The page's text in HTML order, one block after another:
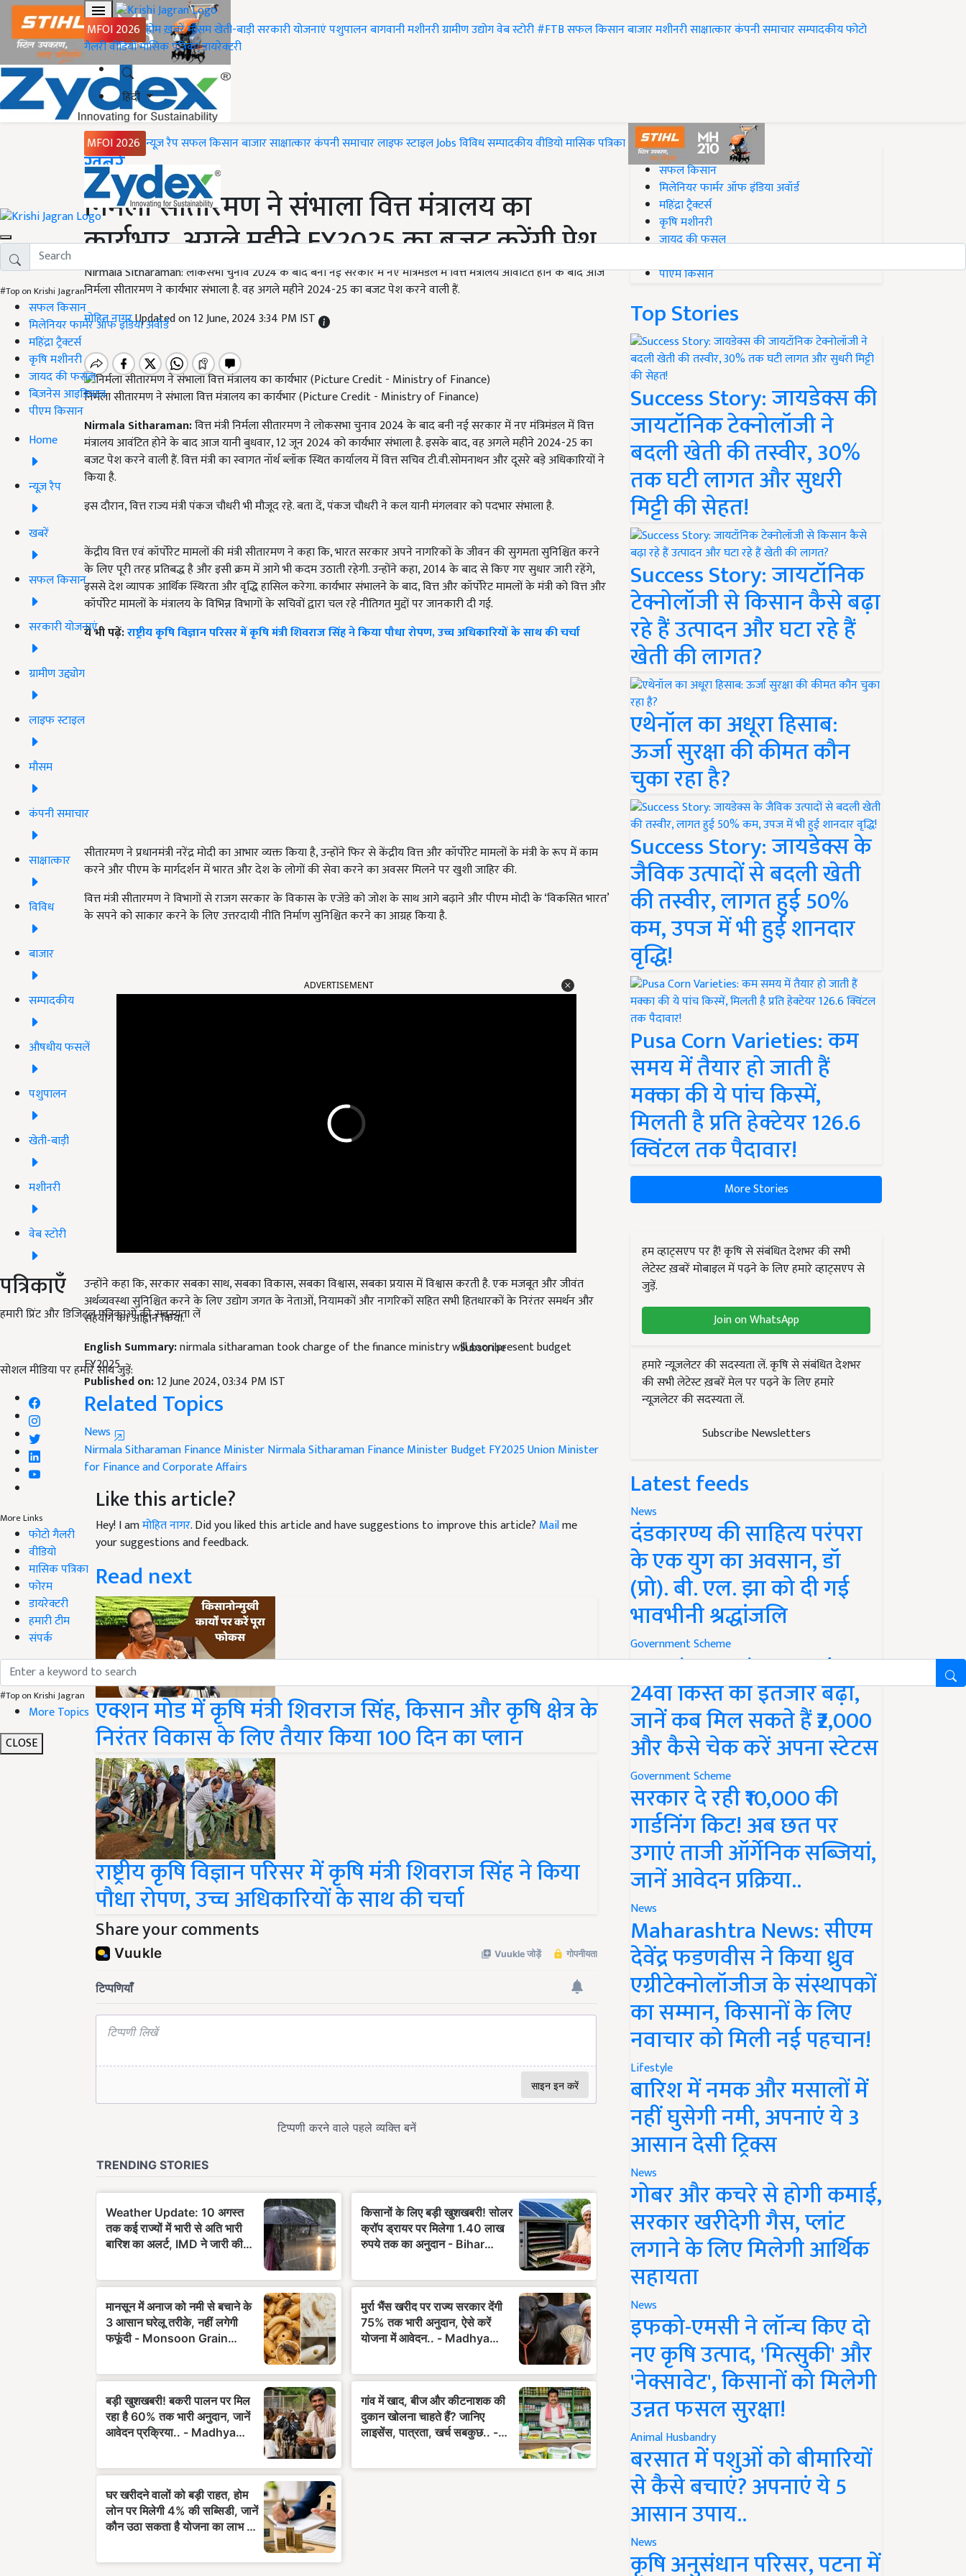
MFOI 2026 होमख़बरेंमौसमखेती-बाड़ीसरकारी योजनाएंपशुपालनबागवानीमशीनरीग्रामीण उद्योगवेब स्टोरी#FTBसफल किसानबाजारमशीनरीसाक्षात्कारकंपनी समाचारसम्पादकीयफोटो
गैलरीवीडियोमासिक पत्रिकाडायरेक्टरी
हिंदी
MFOI 2026 न्यूज़ रैपसफल किसानबाजारसाक्षात्कारकंपनी समाचारलाइफ स्टाइलJobsविविधसम्पादकीयवीडियोमासिक पत्रिका
#Top on Krishi Jagran
सफल किसान
मिलेनियर फार्मर ऑफ इंडिया अवॉर्ड
महिंद्रा ट्रैक्टर्स
कृषि मशीनरी
जायद की फसल
बिज़नेस आइडियाज
पीएम किसान
Home
न्यूज़ रैप
खबरें
सफल किसान
सरकारी योजनाएं
ग्रामीण उद्द्योग
लाइफ स्टाइल
मौसम
कंपनी समाचार
साक्षात्कार
विविध
बाजार
सम्पादकीय
औषधीय फसलें
पशुपालन
खेती-बाड़ी
मशीनरी
वेब स्टोरी
पत्रिकाएँ
हमारी प्रिंट और डिजिटल पत्रिकाओं की सदस्यता लें
Subscribe
सोशल मीडिया पर हमारे साथ जुड़ें:
More Links
फोटो गैलरी
वीडियो
मासिक पत्रिका
फोरम
डायरेक्टरी
हमारी टीम
संपर्क
#Top on Krishi Jagran
More Topics
CLOSE
Home
ख़बरें
निर्मला सीतारमण ने संभाला वित्त मंत्रालय का
कार्यभार, अगले महीने FY2025 का बजट करेंगी पेश
Nirmala Sitharaman: लोकसभा चुनाव 2024 के बाद बनी नई सरकार में नए मंत्रिमंडल में वित्त मंत्रालय आवंटित होने के बाद आज
निर्मला सीतारमण ने कार्यभार संभाला है. वह अगले महीने 2024-25 का बजट पेश करने वाली हैं.
मोहित नागरUpdated on 12 June, 2024 3:34 PM IST
निर्मला सीतारमण ने संभाला वित्त मंत्रालय का कार्यभार (Picture Credit - Ministry of Finance)
Nirmala Sitharaman:वित्त मंत्री निर्मला सीतारमण ने लोकसभा चुनाव 2024 के बाद बनी नई सरकार में नए मंत्रिमंडल में वित्त
मंत्रालय आवंटित होने के बाद आज यानी बुधवार, 12 जून 2024 को कार्यभार संभाला है. इसके बाद, वह अगले महीने 2024-25 का
बजट पेश करने वाली हैं. वित्त मंत्री का स्वागत नॉर्थ ब्लॉक स्थित कार्यालय में वित्त सचिव टी.वी.सोमनाथन और दूसरे बड़े अधिकारियों ने
किया है.
इस दौरान, वित्त राज्य मंत्री पंकज चौधरी भी मौजूद रहे. बता दें, पंकज चौधरी ने कल यानी मंगलवार को पदभार संभाला है.
केंद्रीय वित्त एवं कॉर्पोरेट मामलों की मंत्री सीतारमण ने कहा कि, भारत सरकार अपने नागरिकों के जीवन की सुगमता सुनिश्चित करने
के लिए पूरी तरह प्रतिबद्ध है और इसी क्रम में आगे भी कदम उठाती रहेगी. उन्होंने कहा, 2014 के बाद से किए गए सुधार जारी रहेंगे,
इससे देश व्यापक आर्थिक स्थिरता और वृद्धि हासिल करेगा. कार्यभार संभालने के बाद, वित्त और कॉर्पोरेट मामलों के मंत्री को वित्त और
कॉर्पोरेट मामलों के मंत्रालय के विभिन्न विभागों के सचिवों द्वारा चल रहे नीतिगत मुद्दों पर जानकारी दी गई.
ये भी पढ़ें:राष्ट्रीय कृषि विज्ञान परिसर में कृषि मंत्री शिवराज सिंह ने किया पौधा रोपण, उच्च अधिकारियों के साथ की चर्चा
सीतारमण ने प्रधानमंत्री नरेंद्र मोदी का आभार व्यक्त किया है, उन्होंने फिर से केंद्रीय वित्त और कॉर्पोरेट मामलों के मंत्री के रूप में काम
करने और पीएम के मार्गदर्शन में भारत और देश के लोगों की सेवा करने का अवसर मिलने पर खुशी जाहिर की.
वित्त मंत्री सीतारमण ने विभागों से राजग सरकार के विकास के एजेंडे को जोश के साथ आगे बढ़ाने और पीएम मोदी के ‘विकसित भारत’
के सपने को साकार करने के लिए उत्तरदायी नीति निर्माण सुनिश्चित करने का आग्रह किया है.
ADVERTISEMENT
उन्होंने कहा कि, सरकार सबका साथ, सबका विकास, सबका विश्वास, सबका प्रयास में विश्वास करती है. एक मजबूत और जीवंत
अर्थव्यवस्था सुनिश्चित करने के लिए उद्योग जगत के नेताओं, नियामकों और नागरिकों सहित सभी हितधारकों के निरंतर समर्थन और
सहयोग का आह्वान किया.
English Summary:nirmala sitharaman took charge of the finance ministry will soon present budget
FY2025
Published on:12 June 2024, 03:34 PM IST
Related Topics
News
Nirmala SitharamanFinance Minister Nirmala SitharamanFinance MinisterBudget FY2025Union Minister
for Finance and Corporate Affairs
Like this article?
Hey! I amमोहित नागर. Did you liked this article and have suggestions to improve this article? Mailme
your suggestions and feedback.
Read next
एक्शन मोड में कृषि मंत्री शिवराज सिंह, किसान और कृषि क्षेत्र के
निरंतर विकास के लिए तैयार किया 100 दिन का प्लान
राष्ट्रीय कृषि विज्ञान परिसर में कृषि मंत्री शिवराज सिंह ने किया
पौधा रोपण, उच्च अधिकारियों के साथ की चर्चा
Share your comments
#Top on Krishi Jagran
सफल किसान
मिलेनियर फार्मर ऑफ इंडिया अवॉर्ड
महिंद्रा ट्रैक्टर्स
कृषि मशीनरी
जायद की फसल
पीएम किसान
Top Stories
Success Story: जायडेक्स की
जायटॉनिक टेक्नोलॉजी ने
बदली खेती की तस्वीर, 30%
तक घटी लागत और सुधरी
मिट्टी की सेहत!
Success Story: जायटॉनिक
टेक्नोलॉजी से किसान कैसे बढ़ा
रहे हैं उत्पादन और घटा रहे हैं
खेती की लागत?
एथेनॉल का अधूरा हिसाब:
ऊर्जा सुरक्षा की कीमत कौन
चुका रहा है?
Success Story: जायडेक्स के
जैविक उत्पादों से बदली खेती
की तस्वीर, लागत हुई 50%
कम, उपज में भी हुई शानदार
वृद्धि!
Pusa Corn Varieties: कम
समय में तैयार हो जाती हैं
मक्का की ये पांच किस्में,
मिलती है प्रति हेक्टेयर 126.6
क्विंटल तक पैदावार!
More Stories
हम व्हाट्सएप पर हैं! कृषि से संबंधित देशभर की सभी
लेटेस्ट ख़बरें मोबाइल में पढ़ने के लिए हमारे व्हाट्सएप से
जुड़ें.
Join on WhatsApp
हमारे न्यूज़लेटर की सदस्यता लें. कृषि से संबंधित देशभर
की सभी लेटेस्ट ख़बरें मेल पर पढ़ने के लिए हमारे
न्यूज़लेटर की सदस्यता लें.
Subscribe Newsletters
Latest feeds
News
दंडकारण्य की साहित्य परंपरा
के एक युग का अवसान, डॉ
(प्रो). बी. एल. झा को दी गई
भावभीनी श्रद्धांजलि
Government Scheme
PM Kisan Yojana Update:
24वीं किस्त का इंतजार बढ़ा,
जानें कब मिल सकते हैं ₹2,000
और कैसे चेक करें अपना स्टेटस
Government Scheme
सरकार दे रही ₹10,000 की
गार्डनिंग किट! अब छत पर
उगाएं ताजी ऑर्गेनिक सब्जियां,
जानें आवेदन प्रक्रिया..
News
Maharashtra News: सीएम
देवेंद्र फडणवीस ने किया ध्रुव
एग्रीटेक्नोलॉजीज के संस्थापकों
का सम्मान, किसानों के लिए
नवाचार को मिली नई पहचान!
Lifestyle
बारिश में नमक और मसालों में
नहीं घुसेगी नमी, अपनाएं ये 3
आसान देसी ट्रिक्स
News
गोबर और कचरे से होगी कमाई,
सरकार खरीदेगी गैस, प्लांट
लगाने के लिए मिलेगी आर्थिक
सहायता
News
इफको-एमसी ने लॉन्च किए दो
नए कृषि उत्पाद, 'मित्सुकी' और
'नेक्सावेट', किसानों को मिलेगी
उन्नत फसल सुरक्षा!
Animal Husbandry
बरसात में पशुओं को बीमारियों
से कैसे बचाएं? अपनाएं ये 5
आसान उपाय..
News
कृषि अनुसंधान परिसर, पटना में